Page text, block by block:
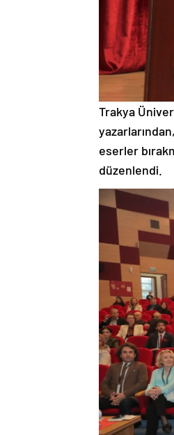
Trakya
eserler
düzenlendi.